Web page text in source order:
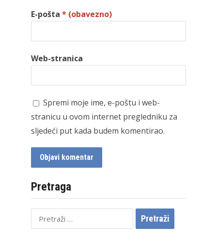
E-pošta * (obavezno)
Web-stranica
Spremi moje ime, e-poštu i web-
stranicu u ovom internet pregledniku za
sljedeći put kada budem komentirao.
Pretraga
Pretraži: